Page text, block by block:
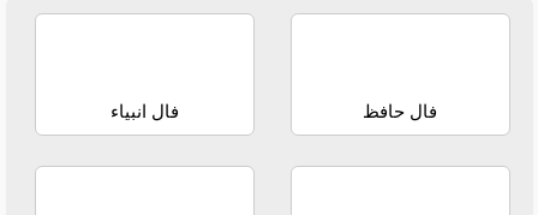
فال حافظ فال انبیاء